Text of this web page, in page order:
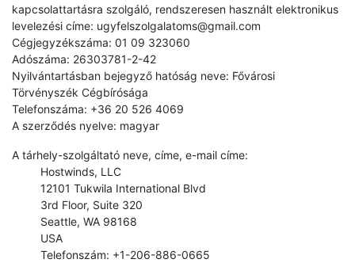
kapcsolattartásra szolgáló, rendszeresen használt elektronikus
levelezési címe: ugyfelszolgalatoms@gmail.com
Cégjegyzékszáma: 01 09 323060
Adószáma: 26303781-2-42
Nyilvántartásban bejegyző hatóság neve: Fővárosi
Törvényszék Cégbírósága
Telefonszáma: +36 20 526 4069
A szerződés nyelve: magyar
A tárhely-szolgáltató neve, címe, e-mail címe:
Hostwinds, LLC
12101 Tukwila International Blvd
3rd Floor, Suite 320
Seattle, WA 98168
USA
Telefonszám: +1-206-886-0665